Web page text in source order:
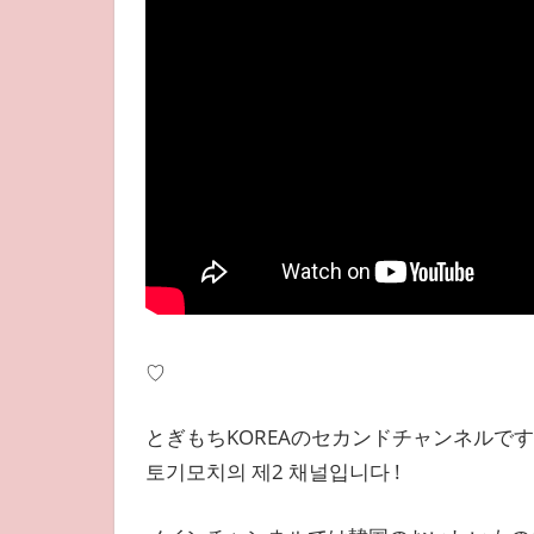
♡
とぎもちKOREAのセカンドチャンネルで
토기모치의 제2 채널입니다 !